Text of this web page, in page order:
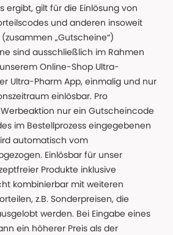
ergibt, gilt für die Einlösung von
und anderen insoweit
„Gutscheine“)
sind ausschließlich im Rahmen
Online-Shop Ultra-
Ultra-Pharm App, einmalig und nur
einlösbar. Pro
nur ein Gutscheincode
im Bestellprozess eingegebenen
automatisch vom
Einlösbar für unser
Produkte inklusive
kombinierbar mit weiteren
z.B. Sonderpreisen, die
werden. Bei Eingabe eines
ein höherer Preis als der